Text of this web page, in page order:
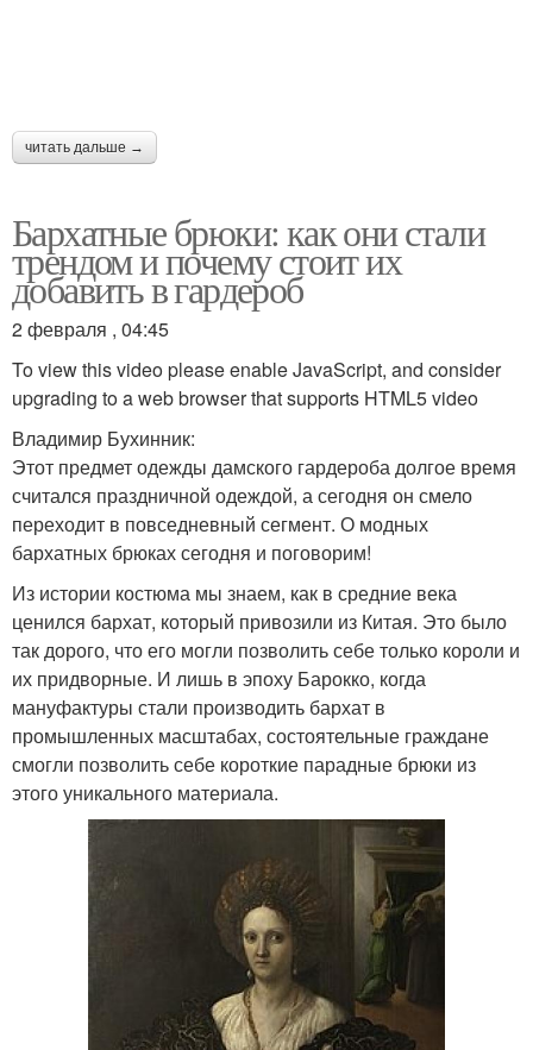
читать дальше →
Бархатные брюки: как они стали
трендом и почему стоит их
добавить в гардероб
2 февраля , 04:45
To view this video please enable JavaScript, and consider
upgrading to a web browser that supports HTML5 video
Владимир Бухинник:
Этот предмет одежды дамского гардероба долгое время
считался праздничной одеждой, а сегодня он смело
переходит в повседневный сегмент. О модных
бархатных брюках сегодня и поговорим!
Из истории костюма мы знаем, как в средние века
ценился бархат, который привозили из Китая. Это было
так дорого, что его могли позволить себе только короли и
их придворные. И лишь в эпоху Барокко, когда
мануфактуры стали производить бархат в
промышленных масштабах, состоятельные граждане
смогли позволить себе короткие парадные брюки из
этого уникального материала.